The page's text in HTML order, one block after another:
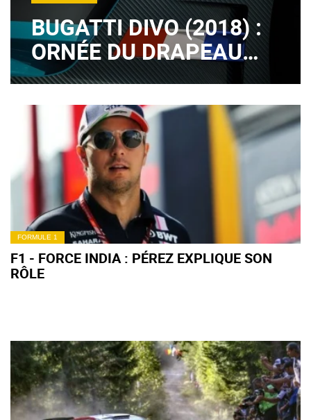
BUGATTI DIVO (2018) :
ORNÉE DU DRAPEAU
FRANÇAIS
FORMULE 1
F1 - FORCE INDIA : PÉREZ EXPLIQUE SON
RÔLE